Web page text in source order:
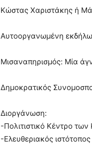
Κώστας Χαριστάκης ή
Αυτοοργανωμένη
Μισαναπηρισμός: Μία
Δημοκρατικός
Διοργάνωση:
-Πολιτιστικό Κέντρο
-Ελευθεριακός